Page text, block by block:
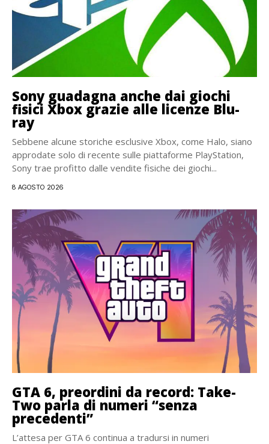
Sony guadagna anche dai giochi
fisici Xbox grazie alle licenze Blu-
ray
Sebbene alcune storiche esclusive Xbox, come Halo, siano
approdate solo di recente sulle piattaforme PlayStation,
Sony trae profitto dalle vendite fisiche dei giochi...
8 AGOSTO 2026
GTA 6, preordini da record: Take-
Two parla di numeri “senza
precedenti”
L’attesa per GTA 6 continua a tradursi in numeri